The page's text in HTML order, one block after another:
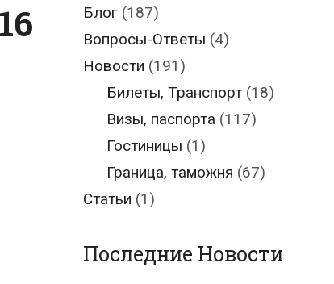
Блог (187)
Вопросы-Ответы (4)
Новости (191)
Билеты, Транспорт(18)
Визы, паспорта (117)
Гостиницы (1)
Граница, таможня (67)
Статьи (1)
Последние Новости